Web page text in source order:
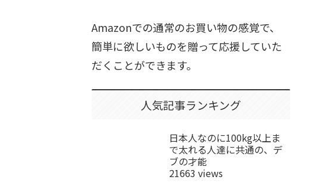
Amazonでの通常のお買い物の感覚で、
簡単に欲しいものを贈って応援していた
だくことができます。
人気記事ランキング
日本人なのに100kg以上ま
で太れる人達に共通の、デ
ブの才能
21663 views